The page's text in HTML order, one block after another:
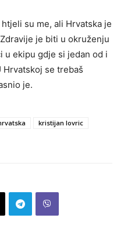
su me, ali Hrvatska je
je biti u okruženju
u ekipu gdje si jedan od i
se trebaš
je.
kristijan lovric